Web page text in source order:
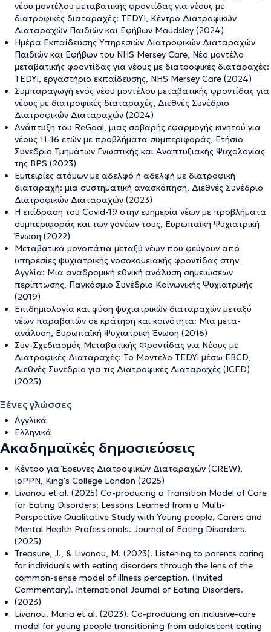
νέου μοντέλου μεταβατικής φροντίδας για νέους με
διατροφικές διαταραχές: TEDYI, Κέντρο Διατροφικών
Διαταραχών Παιδιών και Εφήβων Maudsley (2024)
Ημέρα Εκπαίδευσης Υπηρεσιών Διατροφικών Διαταραχών
Παιδιών και Εφήβων του NHS Mersey Care, Νέο μοντέλο
μεταβατικής φροντίδας για νέους με διατροφικές διαταραχές:
TEDYi, εργαστήριο εκπαίδευσης, NHS Mersey Care (2024)
Συμπαραγωγή ενός νέου μοντέλου μεταβατικής φροντίδας για
νέους με διατροφικές διαταραχές, Διεθνές Συνέδριο
Διατροφικών Διαταραχών (2024)
Ανάπτυξη του ReGoal, μιας σοβαρής εφαρμογής κινητού για
νέους 11-16 ετών με προβλήματα συμπεριφοράς, Ετήσιο
Συνέδριο Τμημάτων Γνωστικής και Αναπτυξιακής Ψυχολογίας
της BPS (2023)
Εμπειρίες ατόμων με αδελφό ή αδελφή με διατροφική
διαταραχή: μια συστηματική ανασκόπηση, Διεθνές Συνέδριο
Διατροφικών Διαταραχών (2023)
Η επίδραση του Covid-19 στην ευημερία νέων με προβλήματα
συμπεριφοράς και των γονέων τους, Ευρωπαϊκή Ψυχιατρική
Ένωση (2022)
Μεταβατικά μονοπάτια μεταξύ νέων που φεύγουν από
υπηρεσίες ψυχιατρικής νοσοκομειακής φροντίδας στην
Αγγλία: Μια αναδρομική εθνική ανάλυση σημειώσεων
περίπτωσης, Παγκόσμιο Συνέδριο Κοινωνικής Ψυχιατρικής
(2019)
Επιδημιολογία και φύση ψυχιατρικών διαταραχών μεταξύ
νέων παραβατών σε κράτηση και κοινότητα: Μια μετα-
ανάλυση, Ευρωπαϊκή Ψυχιατρική Ένωση (2016)
Συν-Σχεδιασμός Μεταβατικής Φροντίδας για Νέους με
Διατροφικές Διαταραχές: Το Μοντέλο TEDYi μέσω EBCD,
Διεθνές Συνέδριο για τις Διατροφικές Διαταραχές (ICED)
(2025)
Ξένες γλώσσες
Αγγλικά
Ελληνικά
Ακαδημαϊκές δημοσιεύσεις
Κέντρο για Έρευνες Διατροφικών Διαταραχών (CREW),
IoPPN, King's College London (2025)
Livanou et al. (2025) Co-producing a Transition Model of Care
for Eating Disorders: Lessons Learned from a Multi-
Perspective Qualitative Study with Young people, Carers and
Mental Health Professionals. Journal of Eating Disorders.
(2025)
Treasure, J., & Livanou, M. (2023). Listening to parents caring
for individuals with eating disorders through the lens of the
common-sense model of illness perception. (Invited
Commentary). International Journal of Eating Disorders.
(2023)
Livanou, Maria et al. (2023). Co-producing an inclusive-care
model for young people transitioning from adolescent eating